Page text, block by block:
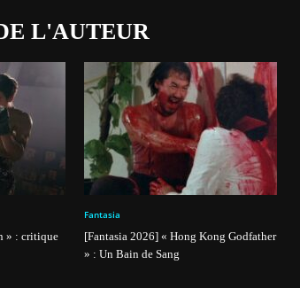
L'AUTEUR
» : critique
Fantasia
[Fantasia 2026] « Hong Kong Godfather
» : Un Bain de Sang